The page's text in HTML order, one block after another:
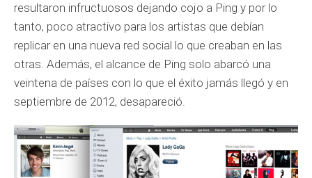
resultaron infructuosos dejando cojo a Ping y por lo
tanto, poco atractivo para los artistas que debían
replicar en una nueva red social lo que creaban en las
otras. Además, el alcance de Ping solo abarcó una
veintena de países con lo que el éxito jamás llegó y en
septiembre de 2012, desapareció.